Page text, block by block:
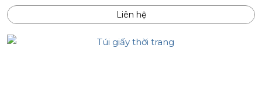
Liên hệ